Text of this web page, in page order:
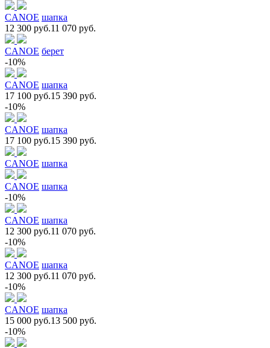
CANOE шапка
12 300 руб.11 070 руб.
CANOE берет
-10%
CANOE шапка
17 100 руб.15 390 руб.
-10%
CANOE шапка
17 100 руб.15 390 руб.
CANOE шапка
CANOE шапка
-10%
CANOE шапка
12 300 руб.11 070 руб.
-10%
CANOE шапка
12 300 руб.11 070 руб.
-10%
CANOE шапка
15 000 руб.13 500 руб.
-10%